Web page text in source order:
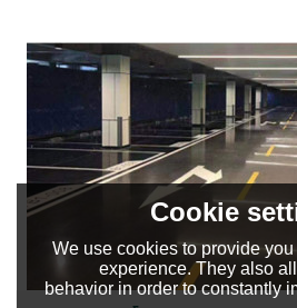
Cookie
We use cookies to provide
experience. They also
behavior in order to constantly